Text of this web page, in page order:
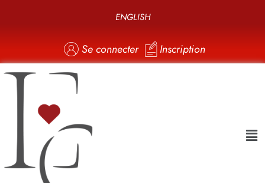
ENGLISH
Se connecter Inscription